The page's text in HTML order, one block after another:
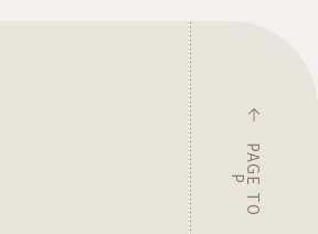
P
A
G
ET
O
P